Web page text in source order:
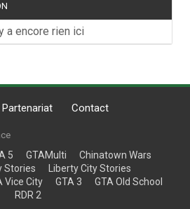
a encore rien ici
Partenariat Contact
5 GTAMulti
Chinatown Wars
Stories
Liberty City Stories
Vice City GTA 3
GTA Old School
RDR 2